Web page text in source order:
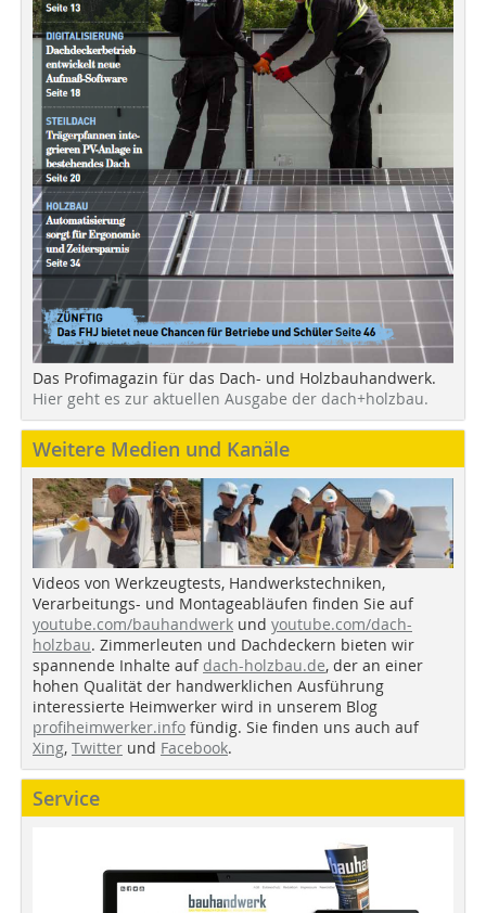
Das Profimagazin für das Dach- und Holzbauhandwerk.
Hier geht es zur aktuellen Ausgabe der dach+holzbau.
Weitere Medien und Kanäle
Videos von Werkzeugtests, Handwerkstechniken,
Verarbeitungs- und Montageabläufen finden Sie auf
youtube.com/bauhandwerk und youtube.com/dach-
holzbau. Zimmerleuten und Dachdeckern bieten wir
spannende Inhalte auf dach-holzbau.de, der an einer
hohen Qualität der handwerklichen Ausführung
interessierte Heimwerker wird in unserem Blog
profiheimwerker.info fündig. Sie finden uns auch auf
Xing, Twitter und Facebook.
Service